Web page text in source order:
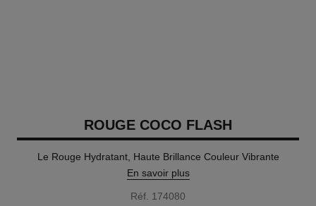
ROUGE COCO FLASH
Le Rouge Hydratant, Haute Brillance Couleur Vibrante
En savoir plus
Réf. 174080